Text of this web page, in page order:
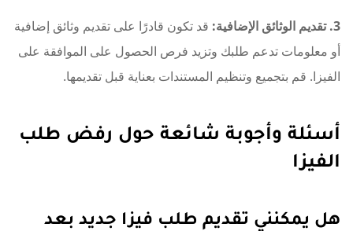
3. تقديم الوثائق الإضافية:
قد تكون قادرًا على تقديم وثائق إضافية
أو معلومات تدعم طلبك وتزيد فرص الحصول على الموافقة على
الفيزا. قم بتجميع وتنظيم المستندات بعناية قبل تقديمها.
أسئلة وأجوبة شائعة حول رفض طلب
الفيزا
هل يمكنني تقديم طلب فيزا جديد بعد